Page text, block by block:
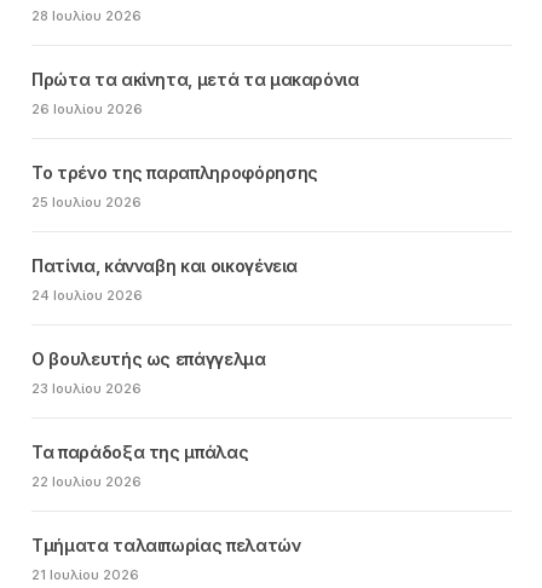
28 Ιουλίου 2026
Πρώτα τα ακίνητα, μετά τα μακαρόνια
26 Ιουλίου 2026
Το τρένο της παραπληροφόρησης
25 Ιουλίου 2026
Πατίνια, κάνναβη και οικογένεια
24 Ιουλίου 2026
Ο βουλευτής ως επάγγελμα
23 Ιουλίου 2026
Τα παράδοξα της μπάλας
22 Ιουλίου 2026
Τμήματα ταλαιπωρίας πελατών
21 Ιουλίου 2026